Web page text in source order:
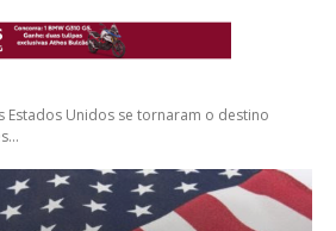
Estados Unidos se tornaram o destino